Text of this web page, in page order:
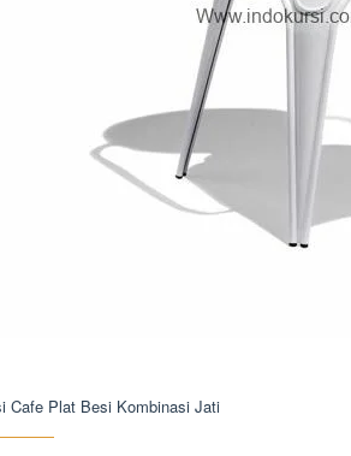
Cafe Plat Besi Kombinasi Jati